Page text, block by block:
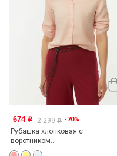
674 o 2 299o -70%
Рубашка хлопковая с
воротником...